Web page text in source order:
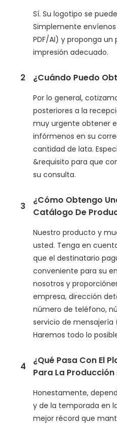
Sí. Su logotipo se
Simplemente
PDF/AI) y proponga
impresión adecuado.
2 ¿Cuándo Puedo
Por lo general,
posteriores a la
muy urgente obtener
infórmenos en su
cantidad de lata.
&requisito para que
su consulta.
3
¿Cómo Obtengo
Catálogo De
Nuestro producto y
usted. Tenga en
que el destinatario
conveniente para su
nosotros y
empresa, dirección
número de teléfono,
servicio de mensajería
Haremos todo lo
4
¿Qué Pasa Con El
Para La Producción
Honestamente,
y de la temporada en
mejor récord que